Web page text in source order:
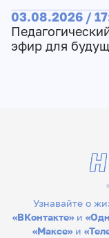
03.08.2026 /
эфир для
Узнавайте о
«ВКонтакте»и
«Максе» и